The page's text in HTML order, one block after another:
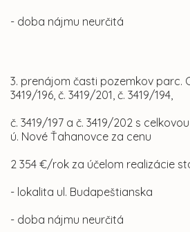
- doba nájmu neurčitá
3. prenájom časti pozemkov parc. C
3419/196, č. 3419/201, č. 3419/194,
č. 3419/197 a č. 3419/202 s
ú. Nové Ťahanovce za cenu
2 354 €/rok za účelom realizácie
- lokalita ul. Budapeštianska
- doba nájmu neurčitá